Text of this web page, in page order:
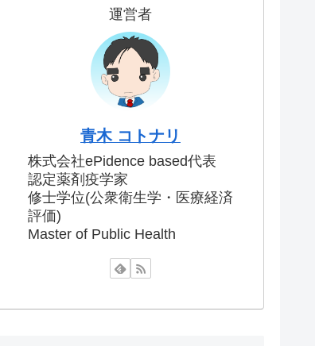
運営者
青木 コトナリ
株式会社ePidence based代表
認定薬剤疫学家
修士学位(公衆衛生学・医療経済
評価)
Master of Public Health